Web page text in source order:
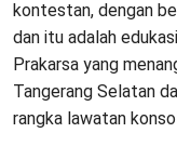
kontestan, dengan
dan itu adalah
Prakarsa yang
Tangerang Selatan
rangka lawatan